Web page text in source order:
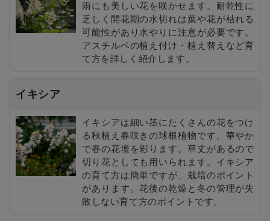
雨にも美しい花を咲かせます。耐乾性に
乏しく開花期の水切れは葉や花が枯れる
可能性があり水やりに注意が必要です。
アスチルベの植え付け・植え替えなど育
て方を詳しく紹介します。
イキシア
イキシアは細い茎にたくさんの花をつけ
る秋植え春咲きの球根植物です。華やか
で春の花壇を彩ります。草丈があるので
切り花としても用いられます。イキシア
の育て方は簡単ですが、栽培のポイント
があります。花後の乾燥と冬の管理が失
敗しない育て方のポイントです。